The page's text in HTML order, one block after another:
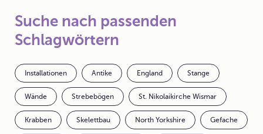
Suche nach passenden
Schlagwörtern
Installationen Antike England Stange
Wände Strebebögen St. Nikolaikirche Wismar
Krabben Skelettbau North Yorkshire Gefache